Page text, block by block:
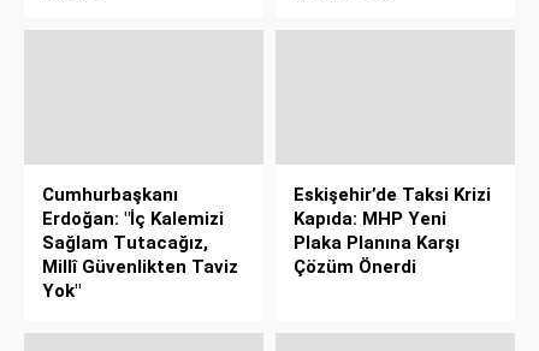
Cumhurbaşkanı
Erdoğan: "İç Kalemizi
Sağlam Tutacağız,
Millî Güvenlikten Taviz
Yok"
Eskişehir’de Taksi Krizi
Kapıda: MHP Yeni
Plaka Planına Karşı
Çözüm Önerdi